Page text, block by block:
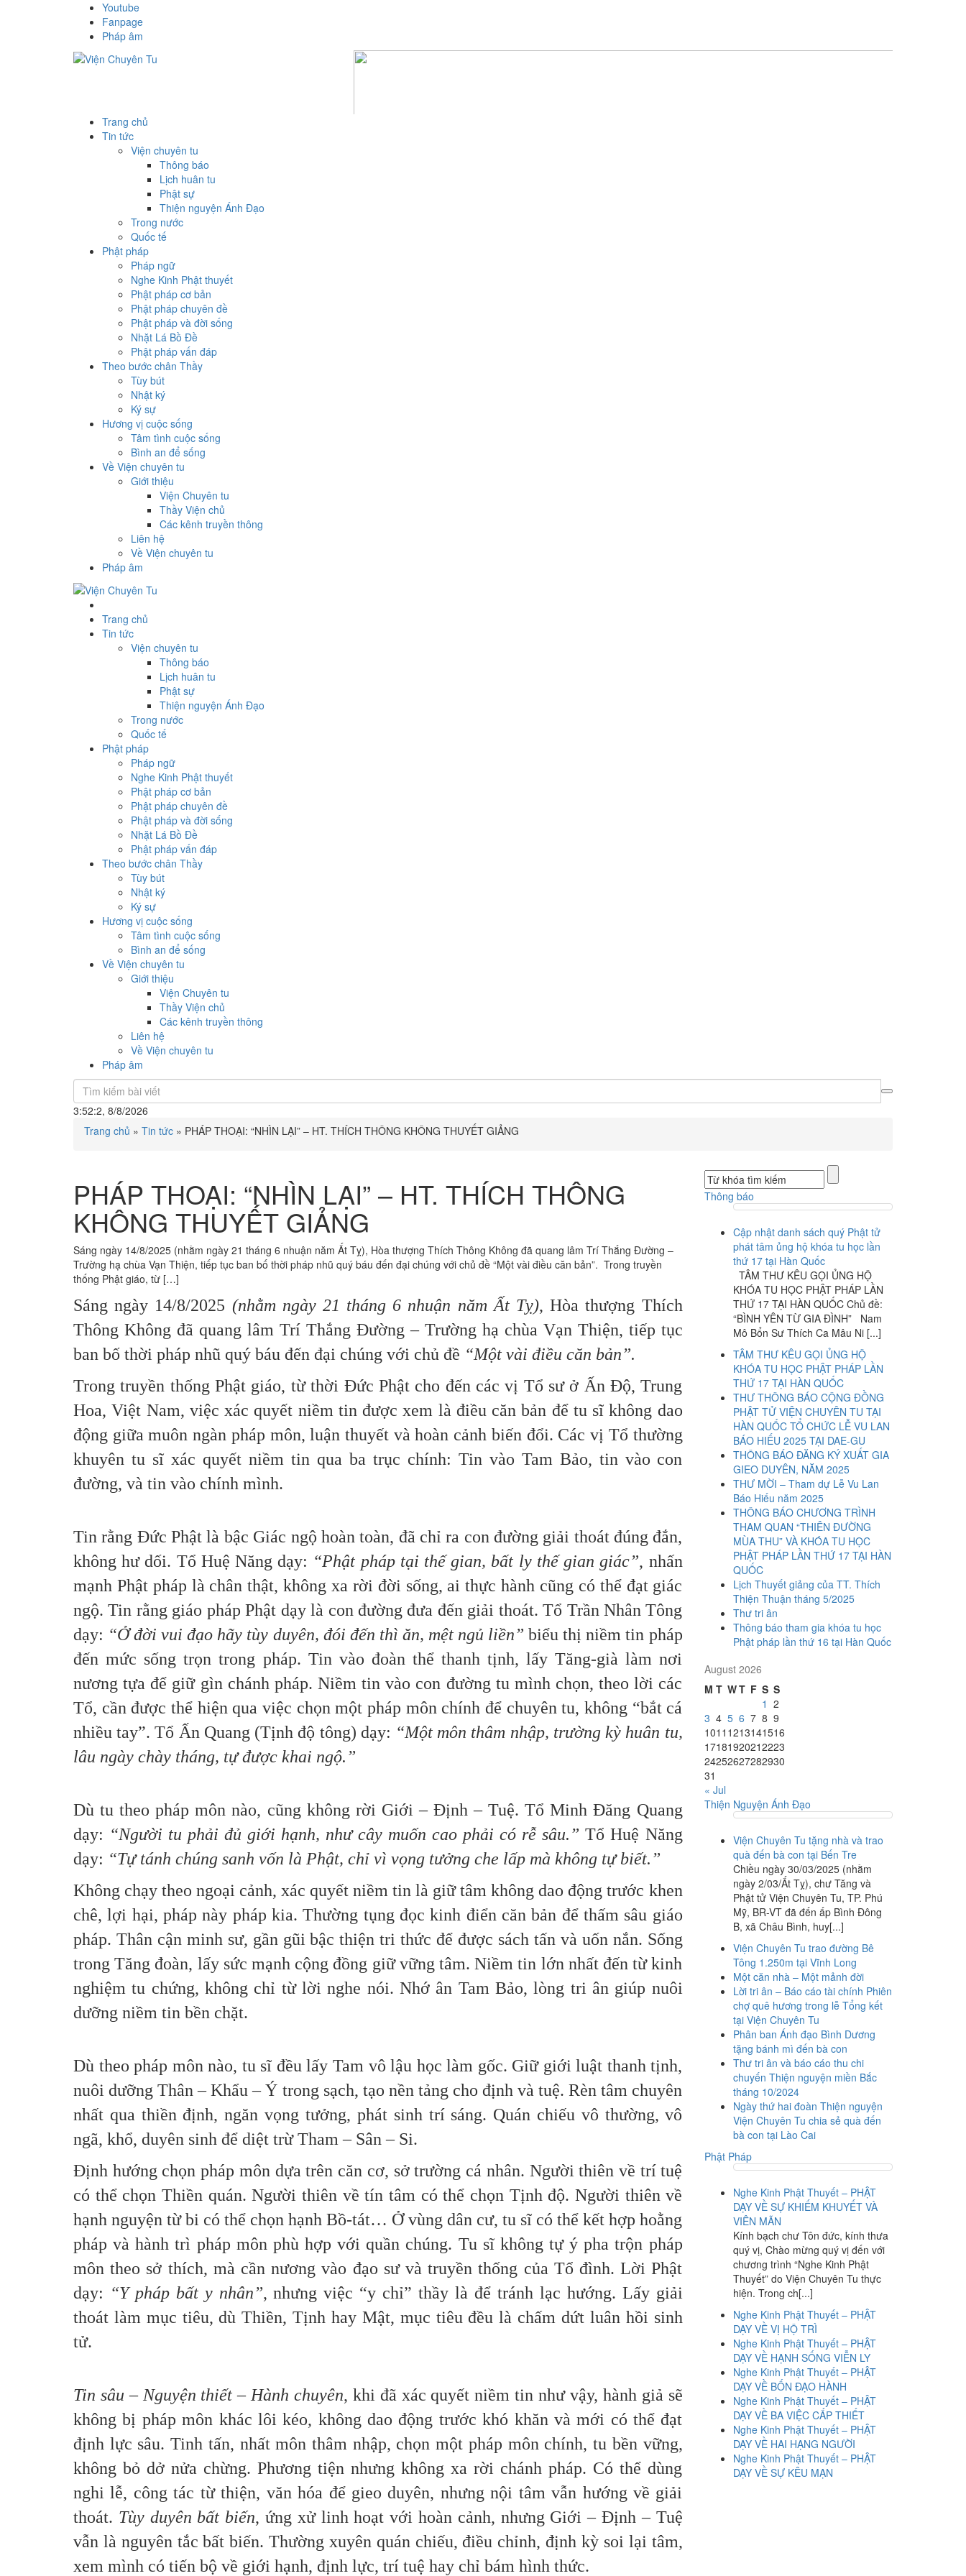
Youtube
Fanpage
Pháp âm
Trang chủ
Tin tức
Viện chuyên tu
Thông báo
Lịch huân tu
Phật sự
Thiện nguyện Ánh Đạo
Trong nước
Quốc tế
Phật pháp
Pháp ngữ
Nghe Kinh Phật thuyết
Phật pháp cơ bản
Phật pháp chuyên đề
Phật pháp và đời sống
Nhặt Lá Bồ Đề
Phật pháp vấn đáp
Theo bước chân Thầy
Tùy bút
Nhật ký
Ký sự
Hương vị cuộc sống
Tâm tình cuộc sống
Bình an để sống
Về Viện chuyên tu
Giới thiệu
Viện Chuyên tu
Thầy Viện chủ
Các kênh truyền thông
Liên hệ
Về Viện chuyên tu
Pháp âm
Trang chủ
Tin tức
Viện chuyên tu
Thông báo
Lịch huân tu
Phật sự
Thiện nguyện Ánh Đạo
Trong nước
Quốc tế
Phật pháp
Pháp ngữ
Nghe Kinh Phật thuyết
Phật pháp cơ bản
Phật pháp chuyên đề
Phật pháp và đời sống
Nhặt Lá Bồ Đề
Phật pháp vấn đáp
Theo bước chân Thầy
Tùy bút
Nhật ký
Ký sự
Hương vị cuộc sống
Tâm tình cuộc sống
Bình an để sống
Về Viện chuyên tu
Giới thiệu
Viện Chuyên tu
Thầy Viện chủ
Các kênh truyền thông
Liên hệ
Về Viện chuyên tu
Pháp âm
3:52:2, 8/8/2026
Trang chủ » Tin tức » PHÁP THOẠI: “NHÌN LẠI” – HT. THÍCH THÔNG KHÔNG THUYẾT GIẢNG
PHÁP THOẠI: “NHÌN LẠI” – HT. THÍCH THÔNG
KHÔNG THUYẾT GIẢNG
Sáng ngày 14/8/2025 (nhằm ngày 21 tháng 6 nhuận năm Ất Tỵ), Hòa thượng Thích Thông Không đã quang lâm Trí Thắng Đường –
Trường hạ chùa Vạn Thiện, tiếp tục ban bố thời pháp nhũ quý báu đến đại chúng với chủ đề “Một vài điều căn bản”. Trong truyền
thống Phật giáo, từ […]
Sáng ngày 14/8/2025 (nhằm ngày 21 tháng 6 nhuận năm Ất Tỵ), Hòa thượng Thích
Thông Không đã quang lâm Trí Thắng Đường – Trường hạ chùa Vạn Thiện, tiếp tục
ban bố thời pháp nhũ quý báu đến đại chúng với chủ đề “Một vài điều căn bản”.
Trong truyền thống Phật giáo, từ thời Đức Phật cho đến các vị Tổ sư ở Ấn Độ, Trung
Hoa, Việt Nam, việc xác quyết niềm tin được xem là điều căn bản để tu sĩ không dao
động giữa muôn ngàn pháp môn, luận thuyết và hoàn cảnh biến đổi. Các vị Tổ thường
khuyên tu sĩ xác quyết niềm tin qua ba trục chính: Tin vào Tam Bảo, tin vào con
đường, và tin vào chính mình.
Tin rằng Đức Phật là bậc Giác ngộ hoàn toàn, đã chỉ ra con đường giải thoát đúng đắn,
không hư dối. Tổ Huệ Năng dạy: “Phật pháp tại thế gian, bất ly thế gian giác”, nhấn
mạnh Phật pháp là chân thật, không xa rời đời sống, ai thực hành cũng có thể đạt giác
ngộ. Tin rằng giáo pháp Phật dạy là con đường đưa đến giải thoát. Tổ Trần Nhân Tông
dạy: “Ở đời vui đạo hãy tùy duyên, đói đến thì ăn, mệt ngủ liền” biểu thị niềm tin pháp
đến mức sống trọn trong pháp. Tin vào đoàn thể thanh tịnh, lấy Tăng-già làm nơi
nương tựa để giữ gìn chánh pháp. Niềm tin vào con đường tu mình chọn, theo lời các
Tổ, cần được thể hiện qua việc chọn một pháp môn chính để chuyên tu, không “bắt cá
nhiều tay”. Tổ Ấn Quang (Tịnh độ tông) dạy: “Một môn thâm nhập, trường kỳ huân tu,
lâu ngày chày tháng, tự được khai ngộ.”
Dù tu theo pháp môn nào, cũng không rời Giới – Định – Tuệ. Tổ Minh Đăng Quang
dạy: “Người tu phải đủ giới hạnh, như cây muốn cao phải có rễ sâu.” Tổ Huệ Năng
dạy: “Tự tánh chúng sanh vốn là Phật, chỉ vì vọng tưởng che lấp mà không tự biết.”
Không chạy theo ngoại cảnh, xác quyết niềm tin là giữ tâm không dao động trước khen
chê, lợi hại, pháp này pháp kia. Thường tụng đọc kinh điển căn bản để thấm sâu giáo
pháp. Thân cận minh sư, gần gũi bậc thiện tri thức để được sách tấn và uốn nắn. Sống
trong Tăng đoàn, lấy sức mạnh cộng đồng giữ vững tâm. Niềm tin lớn nhất đến từ kinh
nghiệm tu chứng, không chỉ từ lời nghe nói. Nhớ ân Tam Bảo, lòng tri ân giúp nuôi
dưỡng niềm tin bền chặt.
Dù theo pháp môn nào, tu sĩ đều lấy Tam vô lậu học làm gốc. Giữ giới luật thanh tịnh,
nuôi dưỡng Thân – Khẩu – Ý trong sạch, tạo nền tảng cho định và tuệ. Rèn tâm chuyên
nhất qua thiền định, ngăn vọng tưởng, phát sinh trí sáng. Quán chiếu vô thường, vô
ngã, khổ, duyên sinh để diệt trừ Tham – Sân – Si.
Định hướng chọn pháp môn dựa trên căn cơ, sở trường cá nhân. Người thiên về trí tuệ
có thể chọn Thiền quán. Người thiên về tín tâm có thể chọn Tịnh độ. Người thiên về
hạnh nguyện từ bi có thể chọn hạnh Bồ-tát… Ở vùng dân cư, tu sĩ có thể kết hợp hoằng
pháp và hành trì pháp môn phù hợp với quần chúng. Tu sĩ không tự ý pha trộn pháp
môn theo sở thích, mà cần nương vào đạo sư và truyền thống của Tổ đình. Lời Phật
dạy: “Y pháp bất y nhân”, nhưng việc “y chỉ” thầy là để tránh lạc hướng. Lấy giải
thoát làm mục tiêu, dù Thiền, Tịnh hay Mật, mục tiêu đều là chấm dứt luân hồi sinh
tử.
Tin sâu – Nguyện thiết – Hành chuyên, khi đã xác quyết niềm tin như vậy, hành giả sẽ
không bị pháp môn khác lôi kéo, không dao động trước khó khăn và mới có thể đạt
định lực sâu. Tinh tấn, nhất môn thâm nhập, chọn một pháp môn chính, tu bền vững,
không bỏ dở nửa chừng. Phương tiện nhưng không xa rời chánh pháp. Có thể dùng
nghi lễ, công tác từ thiện, văn hóa để gieo duyên, nhưng nội tâm vẫn hướng về giải
thoát. Tùy duyên bất biến, ứng xử linh hoạt với hoàn cảnh, nhưng Giới – Định – Tuệ
vẫn là nguyên tắc bất biến. Thường xuyên quán chiếu, điều chỉnh, định kỳ soi lại tâm,
xem mình có tiến bộ về giới hạnh, định lực, trí tuệ hay chỉ bám hình thức.
Thông báo
Cập nhật danh sách quý Phật tử
phát tâm ủng hộ khóa tu học lần
thứ 17 tại Hàn Quốc
TÂM THƯ KÊU GỌI ỦNG HỘ
KHÓA TU HỌC PHẬT PHÁP LẦN
THỨ 17 TẠI HÀN QUỐC Chủ đề:
“BÌNH YÊN TỪ GIA ĐÌNH” Nam
Mô Bổn Sư Thích Ca Mâu Ni [...]
TÂM THƯ KÊU GỌI ỦNG HỘ
KHÓA TU HỌC PHẬT PHÁP LẦN
THỨ 17 TẠI HÀN QUỐC
THƯ THÔNG BÁO CỘNG ĐỒNG
PHẬT TỬ VIỆN CHUYÊN TU TẠI
HÀN QUỐC TỔ CHỨC LỄ VU LAN
BÁO HIẾU 2025 TẠI DAE-GU
THÔNG BÁO ĐĂNG KÝ XUẤT GIA
GIEO DUYÊN, NĂM 2025
THƯ MỜI – Tham dự Lễ Vu Lan
Báo Hiếu năm 2025
THÔNG BÁO CHƯƠNG TRÌNH
THAM QUAN “THIÊN ĐƯỜNG
MÙA THU” VÀ KHÓA TU HỌC
PHẬT PHÁP LẦN THỨ 17 TẠI HÀN
QUỐC
Lịch Thuyết giảng của TT. Thích
Thiện Thuận tháng 5/2025
Thư tri ân
Thông báo tham gia khóa tu học
Phật pháp lần thứ 16 tại Hàn Quốc
August 2026
M T WT F S S
1 2
3 4 5 6 7 8 9
1011 1213141516
17181920212223
24252627282930
31
« Jul
Thiện Nguyện Ánh Đạo
Viện Chuyên Tu tặng nhà và trao
quà đến bà con tại Bến Tre
Chiều ngày 30/03/2025 (nhằm
ngày 2/03/Ất Tỵ), chư Tăng và
Phật tử Viện Chuyên Tu, TP. Phú
Mỹ, BR-VT đã đến ấp Bình Đông
B, xã Châu Bình, huy[...]
Viện Chuyên Tu trao đường Bê
Tông 1.250m tại Vĩnh Long
Một căn nhà – Một mảnh đời
Lời tri ân – Báo cáo tài chính Phiên
chợ quê hương trong lễ Tổng kết
tại Viện Chuyên Tu
Phân ban Ánh đạo Bình Dương
tặng bánh mì đến bà con
Thư tri ân và báo cáo thu chi
chuyến Thiện nguyện miền Bắc
tháng 10/2024
Ngày thứ hai đoàn Thiện nguyện
Viện Chuyên Tu chia sẻ quà đến
bà con tại Lào Cai
Phật Pháp
Nghe Kinh Phật Thuyết – PHẬT
DẠY VỀ SỰ KHIẾM KHUYẾT VÀ
VIÊN MÃN
Kính bạch chư Tôn đức, kính thưa
quý vị, Chào mừng quý vị đến với
chương trình “Nghe Kinh Phật
Thuyết” do Viện Chuyên Tu thực
hiện. Trong ch[...]
Nghe Kinh Phật Thuyết – PHẬT
DẠY VỀ VỊ HỘ TRÌ
Nghe Kinh Phật Thuyết – PHẬT
DẠY VỀ HẠNH SỐNG VIỄN LY
Nghe Kinh Phật Thuyết – PHẬT
DẠY VỀ BỐN ĐẠO HÀNH
Nghe Kinh Phật Thuyết – PHẬT
DẠY VỀ BA VIỆC CẤP THIẾT
Nghe Kinh Phật Thuyết – PHẬT
DẠY VỀ HAI HẠNG NGƯỜI
Nghe Kinh Phật Thuyết – PHẬT
DẠY VỀ SỰ KÊU MẠN